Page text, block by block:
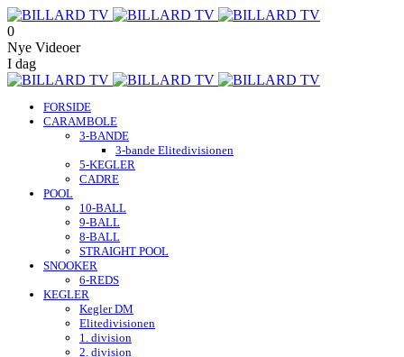
0
Nye Videoer
I dag
FORSIDE
CARAMBOLE
3-BANDE
3-bande Elitedivisionen
5-KEGLER
CADRE
POOL
10-BALL
9-BALL
8-BALL
STRAIGHT POOL
SNOOKER
6-REDS
KEGLER
Kegler DM
Elitedivisionen
1. division
2. division